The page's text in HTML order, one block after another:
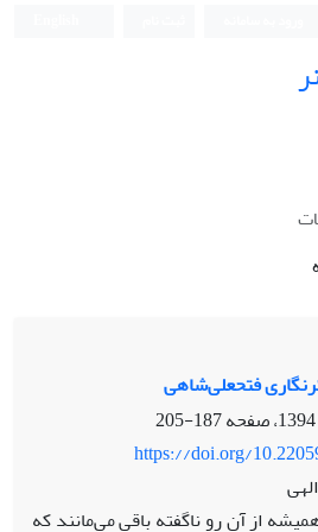
فتحعلی‌شاهی
187-205
https://doi.org/
از آن رو ناگفته باقی می‌مانند که